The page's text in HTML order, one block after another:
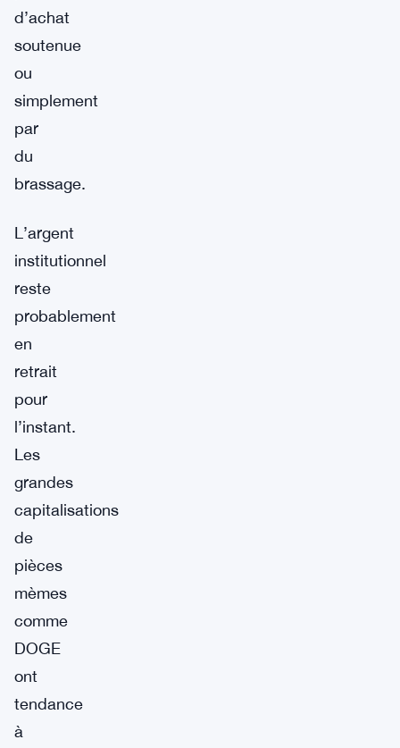
d’achat
soutenue
ou
simplement
par
du
brassage.
L’argent
institutionnel
reste
probablement
en
retrait
pour
l’instant.
Les
grandes
capitalisations
de
pièces
mèmes
comme
DOGE
ont
tendance
à